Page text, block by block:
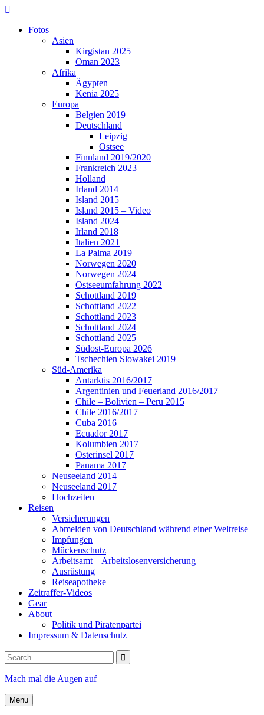
Skip
contentFotos
Asien
Kirgistan 2025
Oman 2023
Afrika
Ägypten
Kenia 2025
Europa
Belgien 2019
Deutschland
Leipzig
Ostsee
Finnland 2019/2020
Frankreich 2023
Holland
Irland 2014
Island 2015
Island 2015 – Video
Island 2024
Irland 2018
Italien 2021
La Palma 2019
Norwegen 2020
Norwegen 2024
Ostseeumfahrung 2022
Schottland 2019
Schottland 2022
Schottland 2023
Schottland 2024
Schottland 2025
Südost-Europa 2026
Tschechien Slowakei 2019
Süd-Amerika
Antarktis 2016/2017
Argentinien und Feuerland 2016/2017
Chile – Bolivien – Peru 2015
Chile 2016/2017
Cuba 2016
Ecuador 2017
Kolumbien 2017
Osterinsel 2017
Panama 2017
Neuseeland 2014
Neuseeland 2017
Hochzeiten
Reisen
Versicherungen
Abmelden von Deutschland während einer Weltreise
Impfungen
Mückenschutz
Arbeitsamt – Arbeitslosenversicherung
Ausrüstung
Reiseapotheke
Zeitraffer-Videos
Gear
About
Politik und Piratenpartei
Impressum & Datenschutz
Search
for:
Mach mal die Augen auf
Menu